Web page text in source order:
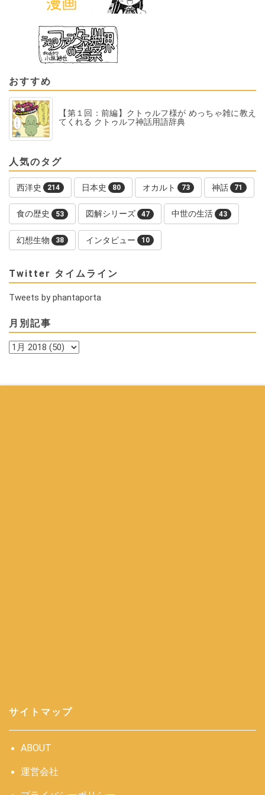
おすすめ
【第１回：前編】クトゥルフ様が めっちゃ雑に教え
てくれる クトゥルフ神話用語辞典
人気のタグ
西洋史 214 日本史 80 オカルト 73 神話 71
食の歴史 53 図解シリーズ 47 中世の生活 43
幻想生物 38 インタビュー 10
Twitter タイムライン
Tweets by phantaporta
月別記事
サイトマップ
ABOUT
運営会社